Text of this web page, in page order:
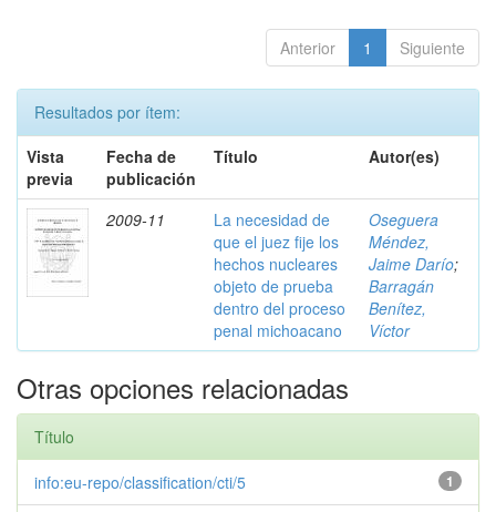
Anterior 1 Siguiente
Resultados por ítem:
Vista
previa
Fecha de
publicación
Título Autor(es)
2009-11
La necesidad de
que el juez fije los
hechos nucleares
objeto de prueba
dentro del proceso
penal michoacano
Oseguera
Méndez,
Jaime Darío;
Barragán
Benítez,
Víctor
Otras opciones relacionadas
Título
1
info:eu-repo/classification/cti/5